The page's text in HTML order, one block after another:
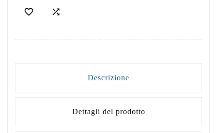
 
Descrizione
Dettagli del prodotto